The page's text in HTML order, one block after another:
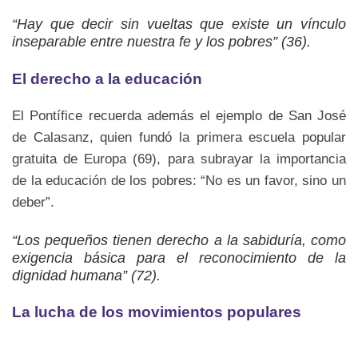
“Hay que decir sin vueltas que existe un vínculo
inseparable entre nuestra fe y los pobres” (36).
El derecho a la educación
El Pontífice recuerda además el ejemplo de San José
de Calasanz, quien fundó la primera escuela popular
gratuita de Europa (69), para subrayar la importancia
de la educación de los pobres: “No es un favor, sino un
deber”.
“Los pequeños tienen derecho a la sabiduría, como
exigencia básica para el reconocimiento de la
dignidad humana” (72).
La lucha de los movimientos populares